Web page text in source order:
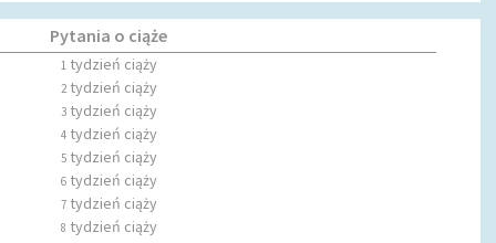
Pytania o ciąże
1tydzień ciąży
2tydzień ciąży
3tydzień ciąży
4tydzień ciąży
5tydzień ciąży
6tydzień ciąży
7tydzień ciąży
8 tydzień ciąży